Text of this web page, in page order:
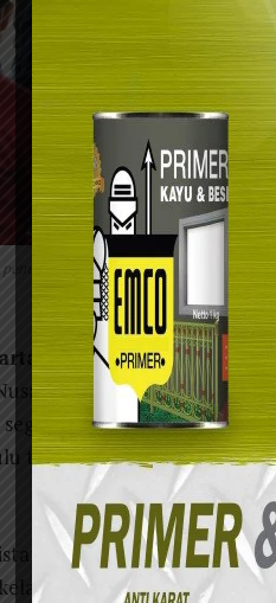
masyarakat di Titik Nol
September 2022 lalu.
– Pemerintah telah
di Kalimantan
pihak bersatu,
telah dicetuskan para
Forest City, Ibu
yang menjamin